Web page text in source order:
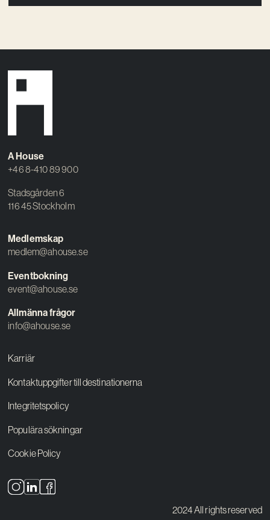
A House
+46 8-410 89 900
Stadsgården 6
116 45 Stockholm
Medlemskap
medlem@ahouse.se
Eventbokning
event@ahouse.se
Allmänna frågor
info@ahouse.se
Karriär
Kontaktuppgifter till destinationerna
Integritetspolicy
Populära sökningar
Cookie Policy
2024 All rights reserved